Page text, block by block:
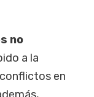
no
a la
en